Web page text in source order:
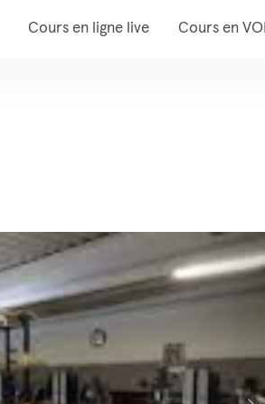
Cours en ligne live Cours en